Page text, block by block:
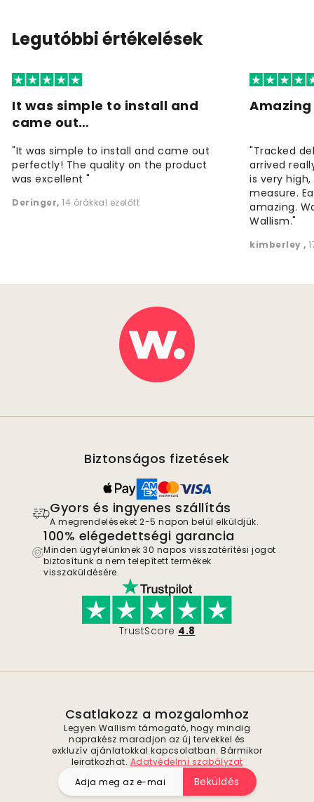
Legutóbbi értékelések
It was simple to install and
came out…
"It was simple to install and came out
perfectly! The quality on the product
was excellent "
Deringer, 14 órákkal ezelőtt
"Tracked
arrived
is very
measure.
amazing.
Wallism."
kimberley,
Biztonságos fizetések
Gyors és ingyenes szállítás
A megrendeléseket 2-5 napon belül elküldjük.
100% elégedettségi garancia
Minden ügyfelünknek 30 napos visszatérítési jogot
biztosítunk a nem telepített termékek
visszaküldésére.
TrustScore 4.8
Csatlakozz a mozgalomhoz
Legyen Wallism támogató, hogy mindig
naprakész maradjon az új tervekkel és
exkluzív ajánlatokkal kapcsolatban. Bármikor
leiratkozhat. Adatvédelmi szabályzat
Beküldés